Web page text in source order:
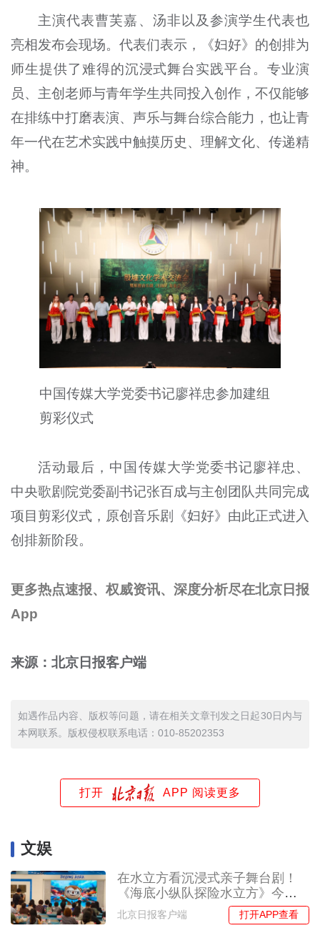
主演代表曹芙嘉、汤非以及参演学生代表也
亮相发布会现场。代表们表示，《妇好》的创排为
师生提供了难得的沉浸式舞台实践平台。专业演
员、主创老师与青年学生共同投入创作，不仅能够
在排练中打磨表演、声乐与舞台综合能力，也让青
年一代在艺术实践中触摸历史、理解文化、传递精
神。
中国传媒大学党委书记廖祥忠参加建组
剪彩仪式
活动最后，中国传媒大学党委书记廖祥忠、
中央歌剧院党委副书记张百成与主创团队共同完成
项目剪彩仪式，原创音乐剧《妇好》由此正式进入
创排新阶段。
更多热点速报、权威资讯、深度分析尽在北京日报
App
来源：北京日报客户端
如遇作品内容、版权等问题，请在相关文章刊发之日起30日内与
本网联系。版权侵权联系电话：010-85202353
打开 APP 阅读更多
文娱
在水立方看沉浸式亲子舞台剧！
《海底小纵队探险水立方》今夏
首演
北京日报客户端 打开APP查看